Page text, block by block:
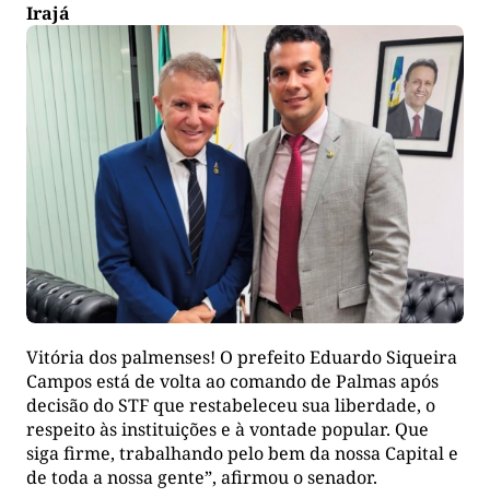
Irajá
Vitória dos palmenses! O prefeito Eduardo Siqueira
Campos está de volta ao comando de Palmas após
decisão do STF que restabeleceu sua liberdade, o
respeito às instituições e à vontade popular. Que
siga firme, trabalhando pelo bem da nossa Capital e
de toda a nossa gente”, afirmou o senador.